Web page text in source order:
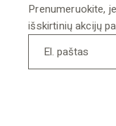
Prenumeruokite,
išskirtinių akcijų